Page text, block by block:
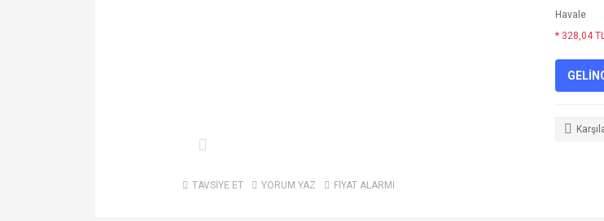
TAVSİYE ET YORUM YAZ FİYAT ALARMI
Havale
* 328,04